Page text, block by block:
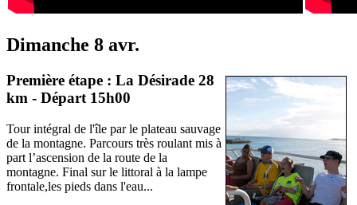
Dimanche 8 avr.
Première étape : La Désirade 28
km - Départ 15h00
Tour intégral de l'île par le plateau sauvage
de la montagne. Parcours très roulant mis à
part l’ascension de la route de la
montagne. Final sur le littoral à la lampe
frontale,les pieds dans l'eau...